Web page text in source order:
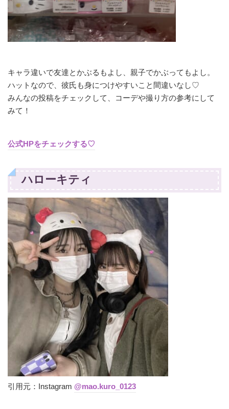
キャラ違いで友達とかぶるもよし、親子でかぶってもよし。
ハットなので、彼氏も身につけやすいこと間違いなし♡
みんなの投稿をチェックして、コーデや撮り方の参考にして
みて！
公式HPをチェックする♡
ハローキティ
引用元：Instagram @mao.kuro_0123